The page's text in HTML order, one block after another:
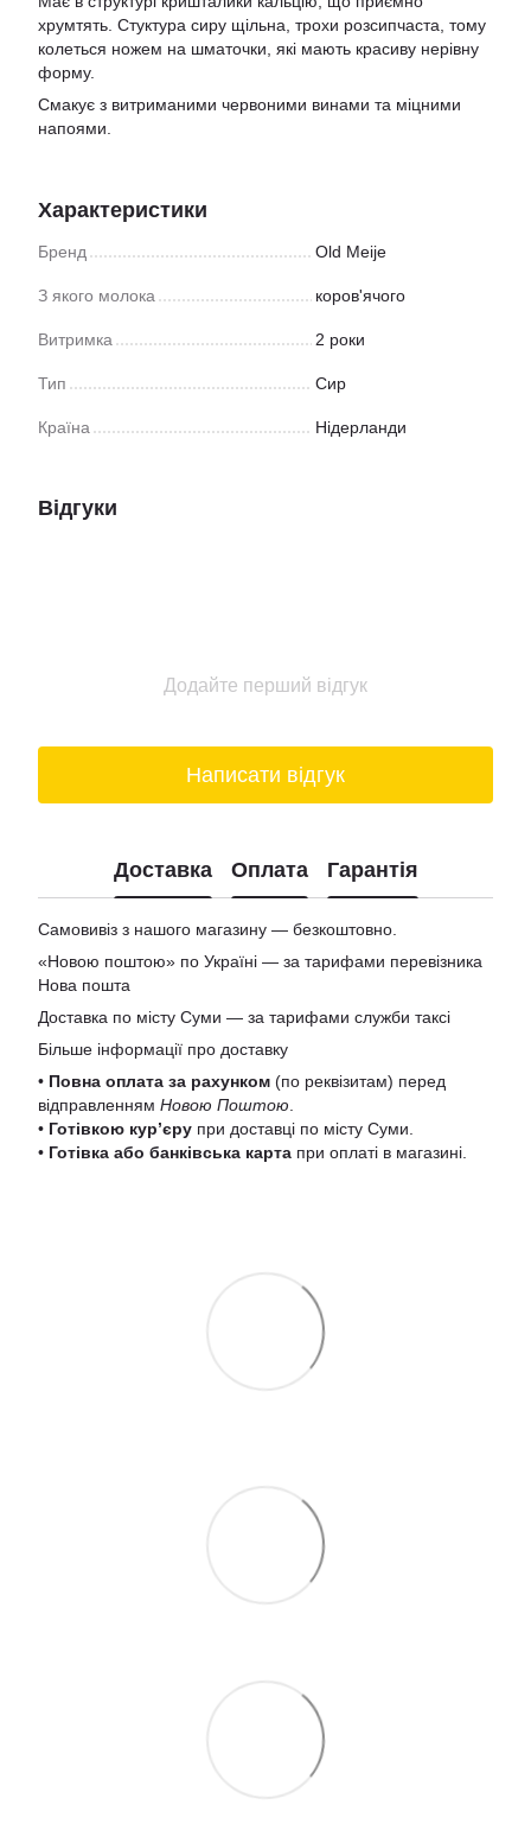
хрумтять. Стуктура сиру щільна, трохи розсипчаста, тому
колеться ножем на шматочки, які мають красиву нерівну
форму.
Смакує з витриманими червоними винами та міцними
напоями.
Характеристики
Бренд Old Meije
З якого молока коров'ячого
Витримка 2 роки
Тип Сир
Країна Нідерланди
Відгуки
Додайте перший відгук
Написати відгук
Доставка Оплата Гарантія
Самовивіз з нашого магазину — безкоштовно.
«Новою поштою» по Україні — за тарифами перевізника
Нова пошта
Доставка по місту Суми — за тарифами служби таксі
Більше інформації про доставку
• Повна оплата за рахунком (по реквізитам) перед
відправленням Новою Поштою
• Готівкою кур’єру при доставці по місту Суми.
• Готівка або банківська карта при оплаті в магазині.